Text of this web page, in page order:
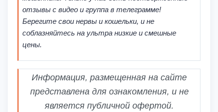
отзывы с видео и группа в телеграмме!
Берегите свои нервы и кошельки, и не
соблазняйтесь на ультра низкие и смешные
цены.
Информация, размещенная на сайте
представлена для ознакомления, и не
является публичной офертой.